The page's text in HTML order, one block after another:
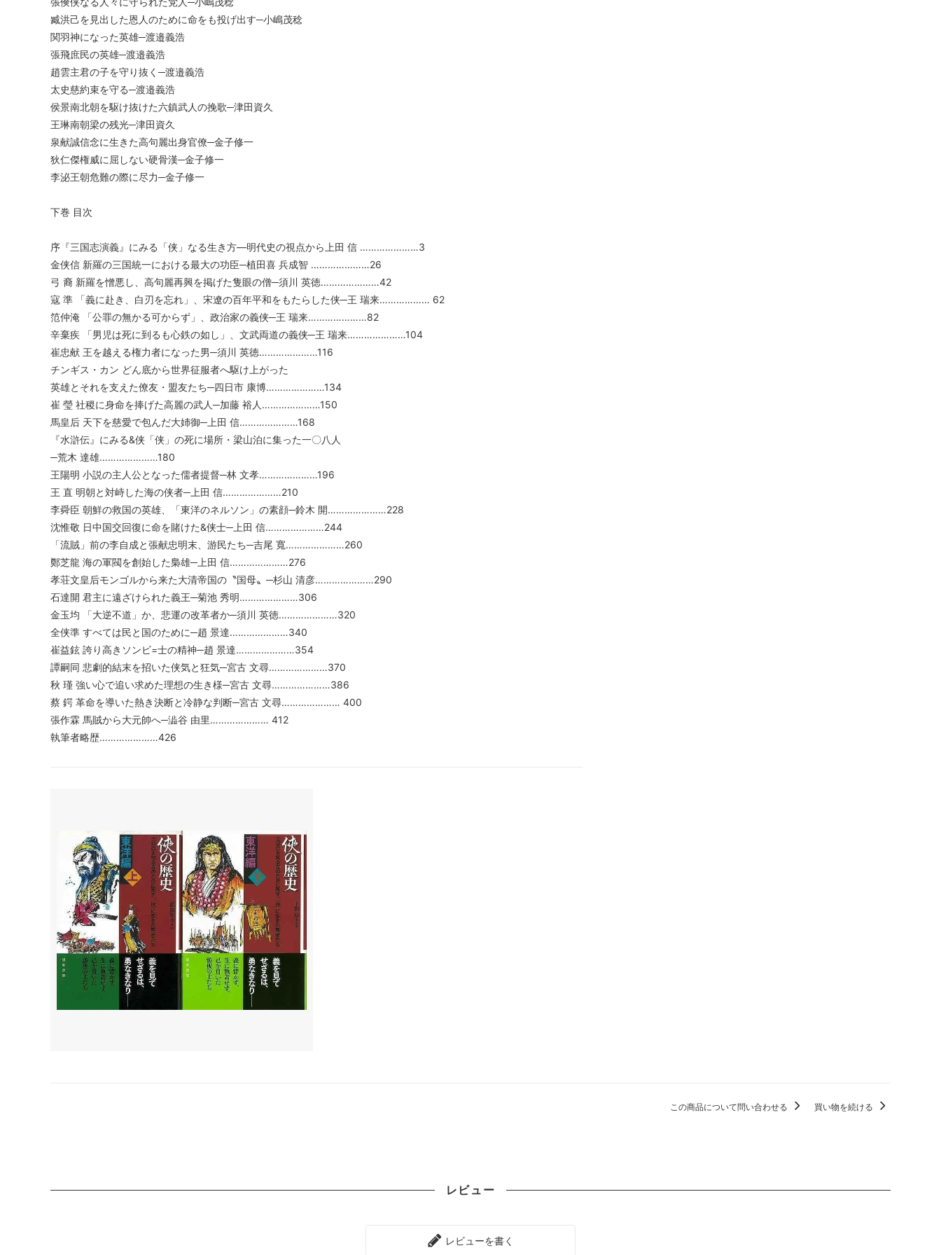
臧洪己を見出した恩人のために命をも投げ出す─小嶋茂稔
関羽神になった英雄─渡邉義浩
張飛庶民の英雄─渡邉義浩
趙雲主君の子を守り抜く─渡邉義浩
太史慈約束を守る─渡邉義浩
侯景南北朝を駆け抜けた六鎮武人の挽歌─津田資久
王琳南朝梁の残光─津田資久
泉献誠信念に生きた高句麗出身官僚─金子修一
狄仁傑権威に屈しない硬骨漢─金子修一
李泌王朝危難の際に尽力─金子修一
下巻 目次
序『三国志演義』にみる「侠」なる生き方―明代史の視点から上田 信 …………………3
金侠信 新羅の三国統一における最大の功臣─植田喜 兵成智 …………………26
弓 裔 新羅を憎悪し、高句麗再興を掲げた隻眼の僧─須川 英徳…………………42
寇 準 「義に赴き、白刃を忘れ」、宋遼の百年平和をもたらした侠─王 瑞来……………… 62
笵仲淹 「公罪の無かる可からず」、政治家の義侠─王 瑞来…………………82
辛棄疾 「男児は死に到るも心鉄の如し」、文武両道の義侠─王 瑞来…………………104
崔忠献 王を越える権力者になった男─須川 英徳…………………116
チンギス・カン どん底から世界征服者へ駆け上がった
英雄とそれを支えた僚友・盟友たち─四日市 康博…………………134
崔 瑩 社稷に身命を捧げた高麗の武人─加藤 裕人…………………150
馬皇后 天下を慈愛で包んだ大姉御─上田 信…………………168
『水滸伝』にみる&侠「侠」の死に場所・梁山泊に集った一〇八人
─荒木 達雄…………………180
王陽明 小説の主人公となった儒者提督─林 文孝…………………196
王 直 明朝と対峙した海の侠者─上田 信…………………210
李舜臣 朝鮮の救国の英雄、「東洋のネルソン」の素顔─鈴木 開…………………228
沈惟敬 日中国交回復に命を賭けた&侠士─上田 信…………………244
「流賊」前の李自成と張献忠明末、游民たち─吉尾 寬…………………260
鄭芝龍 海の軍閥を創始した梟雄─上田 信…………………276
孝荘文皇后モンゴルから来た大清帝国の〝国母〟─杉山 清彦…………………290
石達開 君主に遠ざけられた義王─菊池 秀明…………………306
金玉均 「大逆不道」か、悲運の改革者か─須川 英徳…………………320
全侠準 すべては民と国のために─趙 景達…………………340
崔益鉉 誇り高きソンビ=士の精神─趙 景達…………………354
譚嗣同 悲劇的結末を招いた侠気と狂気─宮古 文尋…………………370
秋 瑾 強い心で追い求めた理想の生き様─宮古 文尋…………………386
蔡 鍔 革命を導いた熱き決断と冷静な判断─宮古 文尋………………… 400
張作霖 馬賊から大元帥へ─澁谷 由里………………… 412
執筆者略歴…………………426
この商品について問い合わせる 買い物を続ける
レビュー
レビューを書く